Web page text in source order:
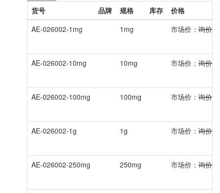
货号
品牌 规格 库存
价格
AE-026002-1mg
1mg 市场价： 询价
AE-026002-10mg 10mg 市场价： 询价
AE-026002-100mg 100mg 市场价： 询价
AE-026002-1g 1g 市场价： 询价
AE-026002-250mg 250mg 市场价： 询价